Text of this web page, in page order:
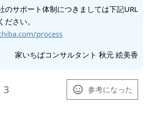
3 参考になった
のサポート体制につきましては下記URL
process
家いちばコンサルタント 秋元 絵美香